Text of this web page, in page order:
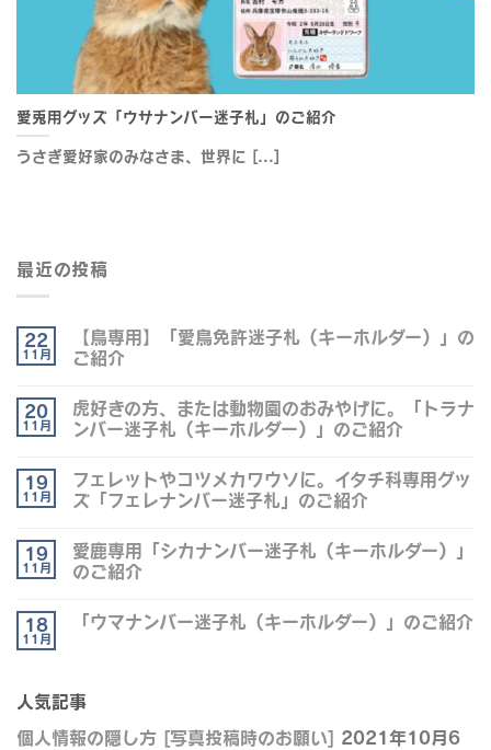
愛兎用グッズ「ウサナンバー迷子札」のご紹介
うさぎ愛好家のみなさま、世界に [...]
最近の投稿
22
11月
【鳥専用】「愛鳥免許迷子札（キーホルダー）」の
ご紹介
20
11月
虎好きの方、または動物園のおみやげに。「トラナ
ンバー迷子札（キーホルダー）」のご紹介
19
11月
フェレットやコツメカワウソに。イタチ科専用グッ
ズ「フェレナンバー迷子札」のご紹介
19
11月
愛鹿専用「シカナンバー迷子札（キーホルダー）」
のご紹介
18
11月
「ウマナンバー迷子札（キーホルダー）」のご紹介
人気記事
個人情報の隠し方 [写真投稿時のお願い] 2021年10月6